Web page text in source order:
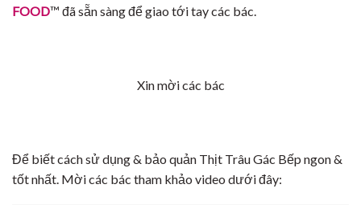
FOOD™ đã sẵn sàng để giao tới tay các bác.
Xin mời các bác
Để biết cách sử dụng & bảo quản Thịt Trâu Gác Bếp ngon &
tốt nhất. Mời các bác tham khảo video dưới đây: